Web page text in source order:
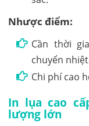
Nhược điểm:
Cần thời
chuyển
Chi phí cao
In lụa cao
lượng lớn